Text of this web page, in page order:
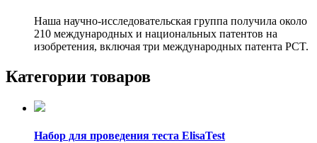
Наша научно-исследовательская группа получила около
210 международных и национальных патентов на
изобретения, включая три международных патента PCT.
Категории товаров
Набор для проведения теста ElisaTest